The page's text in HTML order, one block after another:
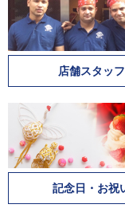
店舗スタッフ
記念日・お祝